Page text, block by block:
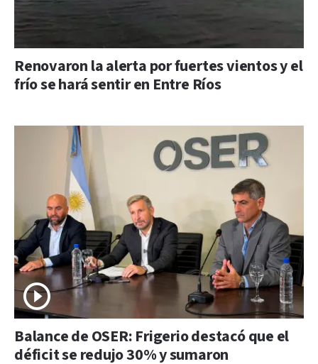
Renovaron la alerta por fuertes vientos y el
frío se hará sentir en Entre Ríos
Balance de OSER: Frigerio destacó que el
déficit se redujo 30% y sumaron